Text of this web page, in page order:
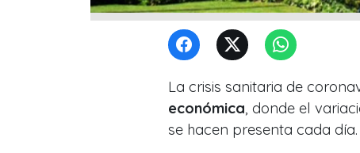
La crisis sanitaria de
económica, donde el
se hacen presenta cada día.